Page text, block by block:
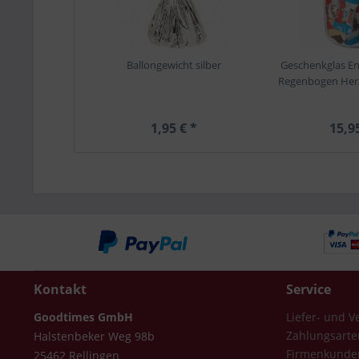
Ballongewicht silber
1,95 € *
Geschenkglas
Regenbogen
Kontakt
Goodtimes GmbH
Halstenbeker Weg 98b
25462 Rellingen
Service
Liefer- und